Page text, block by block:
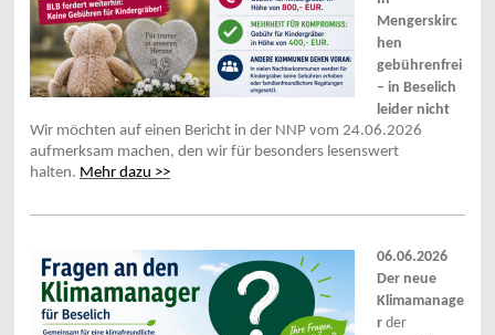
Mengerskirc
hen
gebührenfrei
– in Beselich
leider nicht
Wir möchten auf einen Bericht in der NNP vom 24.06.2026
aufmerksam machen, den wir für besonders lesenswert
halten. Mehr dazu >>
06.06.2026
Der neue
Klimamanage
rder